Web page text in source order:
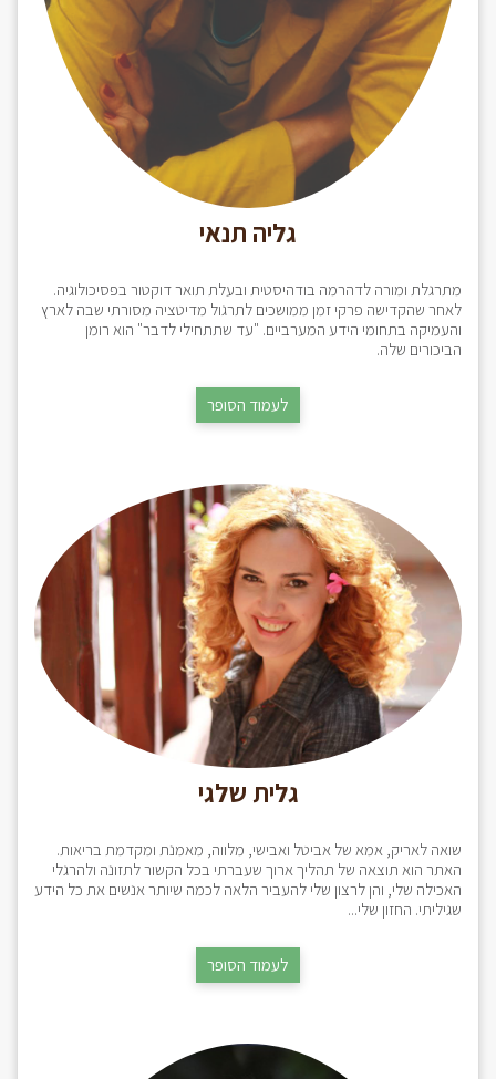
גליה תנאי
מתרגלת ומורה לדהרמה בודהיסטית ובעלת תואר דוקטור בפסיכולוגיה.
לאחר שהקדישה פרקי זמן ממושכים לתרגול מדיטציה מסורתי שבה לארץ
והעמיקה בתחומי הידע המערביים. "עד שתתחילי לדבר" הוא רומן
הביכורים שלה.
לעמוד הסופר
גלית שלגי
שואה לאריק, אמא של אביטל ואבישי, מלווה, מאמנת ומקדמת בריאות.
האתר הוא תוצאה של תהליך ארוך שעברתי בכל הקשור לתזונה ולהרגלי
האכילה שלי, והן לרצון שלי להעביר הלאה לכמה שיותר אנשים את כל הידע
שגיליתי. החזון שלי...
לעמוד הסופר